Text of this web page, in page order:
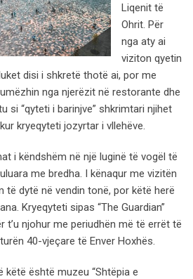
Liqenit të
Ohrit. Për
nga aty ai
viziton qyetin
disi i shkretë thotë ai, por me
nga njerëzit në restorante dhe
si “qyteti i barinjve” shkrimtari njihet
kryeqyteti jozyrtar i vllehëve.
i këndshëm në një luginë të vogël të
me bredha. I kënaqur me vizitën
të dytë në vendin tonë, por këtë herë
Kryeqyteti sipas “The Guardian”
t’u njohur me periudhën më të errët të
40-vjeçare të Enver Hoxhës.
këtë është muzeu “Shtëpia e